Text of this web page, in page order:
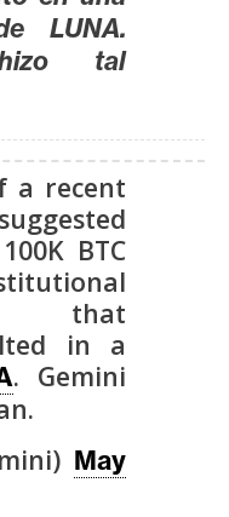
LUNA.
tal
a recent
BTC
that
in a
. Gemini
May